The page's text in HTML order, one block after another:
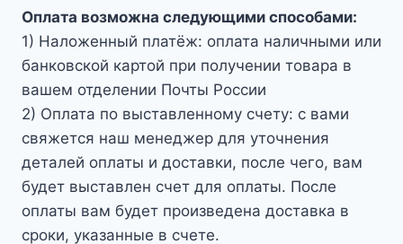
Оплата возможна следующими способами:
1) Наложенный платёж: оплата наличными или
банковской картой при получении товара в
вашем отделении Почты России
2) Оплата по выставленному счету: с вами
свяжется наш менеджер для уточнения
деталей оплаты и доставки, после чего, вам
будет выставлен счет для оплаты. После
оплаты вам будет произведена доставка в
сроки, указанные в счете.